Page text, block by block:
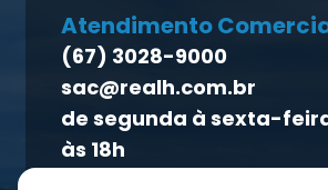
Política de qualidade
Atendimento ao titular
Canal de ética
Homeopet
Atendimento
(67) 3028-9000
sac@realh.com.br
de segunda à sexta-
às 18h